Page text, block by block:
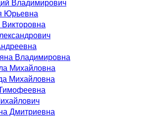
Владимирович
Юрьевна
Владимировна
Михайловна
Михайловна
Дмитриевна